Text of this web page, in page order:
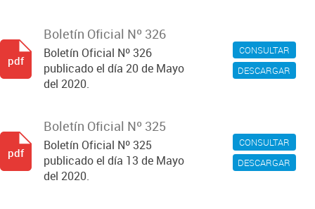
CONSULTAR
DESCARGAR
Boletín Oficial Nº 326
Boletín Oficial Nº 326
publicado el día 20 de Mayo
del 2020.
pdf
CONSULTAR
DESCARGAR
Boletín Oficial Nº 325
Boletín Oficial Nº 325
publicado el día 13 de Mayo
del 2020.
pdf